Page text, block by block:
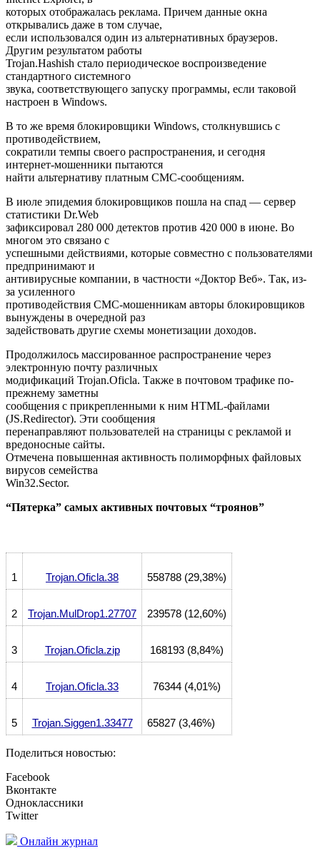
которых отображалась реклама. Причем данные окна
открывались даже в том случае,
если использовался один из альтернативных браузеров.
Другим результатом работы
Trojan.Hashish стало периодическое воспроизведение
стандартного системного
звука, соответствующего запуску программы, если таковой
настроен в Windows.
В то же время блокировщики Windows, столкнувшись с
противодействием,
сократили темпы своего распространения, и сегодня
интернет-мошенники пытаются
найти альтернативу платным СМС-сообщениям.
В июле эпидемия блокировщиков пошла на спад — сервер
статистики Dr.Web
зафиксировал 280 000 детектов против 420 000 в июне. Во
многом это связано с
успешными действиями, которые совместно с пользователями
предпринимают и
антивирусные компании, в частности «Доктор Веб». Так, из-
за усиленного
противодействия СМС-мошенникам авторы блокировщиков
вынуждены в очередной раз
задействовать другие схемы монетизации доходов.
Продолжилось массированное распространение через
электронную почту различных
модификаций Trojan.Oficla. Также в почтовом трафике по-
прежнему заметны
сообщения с прикрепленными к ним HTML-файлами
(JS.Redirector). Эти сообщения
перенаправляют пользователей на страницы с рекламой и
вредоносные сайты.
Отмечена повышенная активность полиморфных файловых
вирусов семейства
Win32.Sector.
“Пятерка” самых активных почтовых “троянов”
1 Trojan.Oficla.38 558788 (29,38%)
2 Trojan.MulDrop1.27707 239578 (12,60%)
3 Trojan.Oficla.zip 168193 (8,84%)
4 Trojan.Oficla.33 76344 (4,01%)
5 Trojan.Siggen1.33477 65827 (3,46%)
Поделиться новостью:
Facebook
Вконтакте
Одноклассники
Twitter
Онлайн журнал